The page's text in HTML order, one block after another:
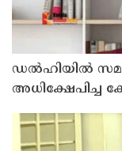
ഡൽഹിയിൽ
അധിക്ഷേപിച്ച